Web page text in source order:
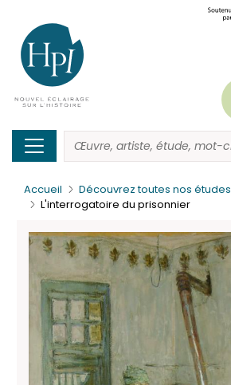
contenu
principal
Menu
secondaire
(header)
Accueil
Découvrez toutes nos études
L'interrogatoire du prisonnier